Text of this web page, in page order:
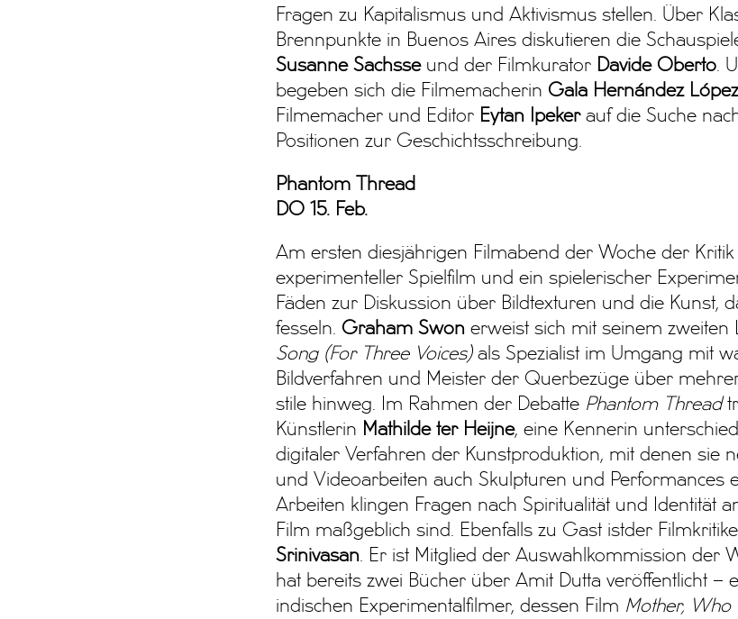
Fragen zu Kapitalismus und Aktivismus stellen. Über
Brennpunkte in Buenos Aires diskutieren die
Susanne Sachsseund der Filmkurator Davide Oberto.
begeben sich die Filmemacherin Gala Hernández
Filmemacher und Editor Eytan Ipeker auf die Suche
Positionen zur Geschichtsschreibung.
Phantom Thread
DO 15. Feb.
Am ersten diesjährigen Filmabend der Woche der Kritik
experimenteller Spielfilm und ein spielerischer
Fäden zur Diskussion über Bildtexturen und die Kunst,
fesseln. Graham Swon erweist sich mit seinem zweiten
Song (For Three Voices)als Spezialist im Umgang mit
Bildverfahren und Meister der Querbezüge über
stile hinweg. Im Rahmen der Debatte Phantom Thread
Künstlerin Mathilde ter Heijne, eine Kennerin
digitaler Verfahren der Kunstproduktion, mit denen sie
und Videoarbeiten auch Skulpturen und Performances
Arbeiten klingen Fragen nach Spiritualität und Identität
Film maßgeblich sind. Ebenfalls zu Gast istder
Srinivasan. Er ist Mitglied der Auswahlkommission der
hat bereits zwei Bücher über Amit Dutta veröffentlicht –
indischen Experimentalfilmer, dessen Film Mother, Who